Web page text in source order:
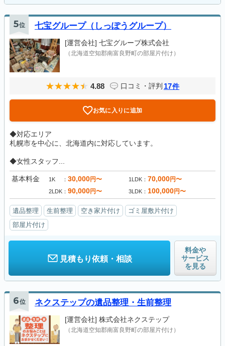
5位 七宝グループ（しっぽうグループ）
[運営会社] 七宝グループ株式会社
（北海道空知郡南富良野町の部屋片付け）
4.88 口コミ・評判 17件
お気に入りに追加
◆対応エリア
札幌市を中心に、北海道内に対応しています。
◆女性スタッフ...
基本料金 1K 30,000円〜 1LDK 70,000円〜
2LDK 90,000円〜 3LDK 100,000円〜
遺品整理 生前整理 空き家片付け
ゴミ屋敷片付け
部屋片付け
見積もり依頼・相談
料金や
サービス
を見る
6位 ネクステップの遺品整理・生前整理
[運営会社] 株式会社ネクステップ
（北海道空知郡南富良野町の部屋片付け）